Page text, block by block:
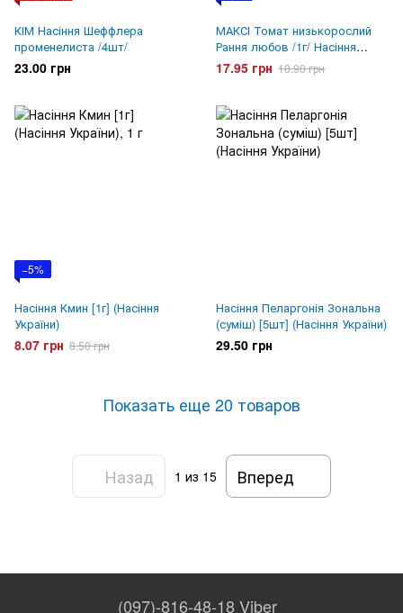
КІМ Насіння Шеффлера
променелиста /4шт/
23.00 грн
МАКСІ Томат низькорослий
Рання любов /1г/ Насіння
України
17.95 грн 18.90 грн
−5%
Насіння Кмин [1г] (Насіння
України)
8.07 грн 8.50 грн
Насіння Пеларгонія Зональна
(суміш) [5шт] (Насіння України)
29.50 грн
Показать еще 20 товаров
Назад 1 из 15 Вперед
(097)-816-48-18 Viber